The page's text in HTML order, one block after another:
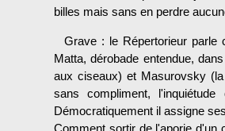
billes mais sans en perdre
Grave : le Répertorieur parle
Matta, dérobade entendue,
aux ciseaux) et Masurovsky
sans compliment,
Démocratiquement il assigne
Comment sortir de l'aporie d'un